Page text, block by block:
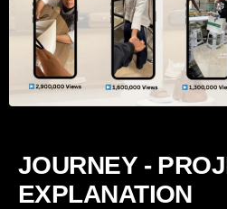
JOURNEY -
EXPLANATION